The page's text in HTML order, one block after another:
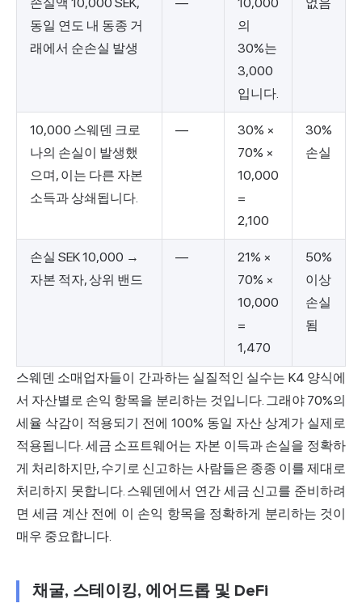
동일 연도 내 동종 거
래에서 순손실 발생
의
30%는
3,000
입니다.
10,000 스웨덴 크로
나의 손실이 발생했
으며, 이는 다른 자본
소득과 상쇄됩니다.
—
30% ×
70% ×
10,000
=
2,100
30%
손실
손실 SEK 10,000 →
자본 적자, 상위 밴드
—
21% ×
70% ×
10,000
=
1,470
50%
이상
손실
됨
스웨덴 소매업자들이 간과하는 실질적인 실수는 K4 양식에
서 자산별로 손익 항목을 분리하는 것입니다. 그래야 70%의
세율 삭감이 적용되기 전에 100% 동일 자산 상계가 실제로
적용됩니다. 세금 소프트웨어는 자본 이득과 손실을 정확하
게 처리하지만, 수기로 신고하는 사람들은 종종 이를 제대로
처리하지 못합니다. 스웨덴에서 연간 세금 신고를 준비하려
면 세금 계산 전에 이 손익 항목을 정확하게 분리하는 것이
매우 중요합니다.
채굴, 스테이킹, 에어드롭 및 DeFi